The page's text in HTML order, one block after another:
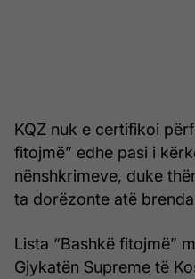
KQZ nuk e certifikoi
fitojmë” edhe pasi i
nënshkrimeve, duke
ta dorëzonte atë
Lista “Bashkë fitojmë”
Gjykatën Supreme të